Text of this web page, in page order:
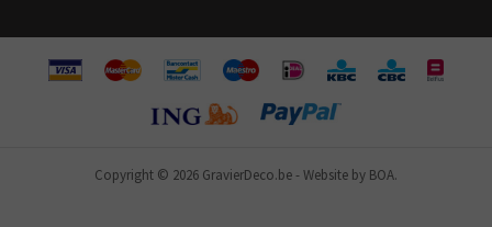
Copyright © 2026 GravierDeco.be-Website by BOA.